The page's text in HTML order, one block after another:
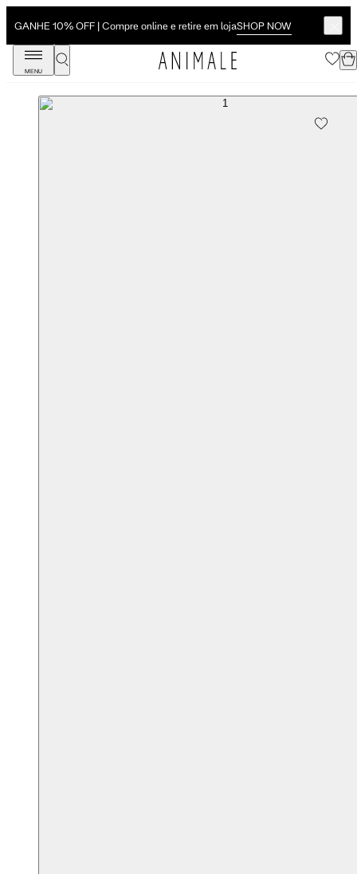
SHOP NOW Novidades: Verão 27 | A estação em sua forma
MENU